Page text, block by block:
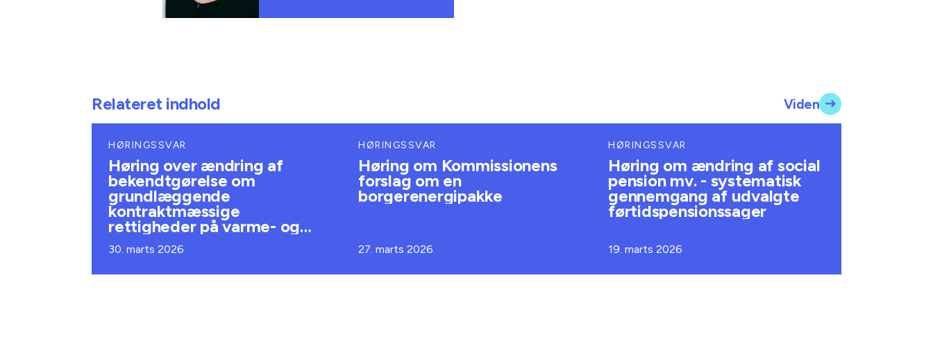
Relateret indhold Viden
HØRINGSSVAR
Høring over ændring af
bekendtgørelse om
grundlæggende
kontraktmæssige
rettigheder på varme- og
køleområdet
30. marts 2026
HØRINGSSVAR
Høring om Kommissionens
forslag om en
borgerenergipakke
27. marts 2026
HØRINGSSVAR
Høring om ændring af social
pension mv. - systematisk
gennemgang af udvalgte
førtidspensionssager
19. marts 2026